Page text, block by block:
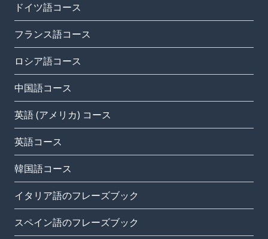
ドイツ語コース
フランス語コース
ロシア語コース
中国語コース
英語 (アメリカ) コース
英語コース
韓国語コース
イタリア語のフレーズブック
スペイン語のフレーズブック